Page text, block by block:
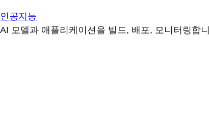
인공지능
AI 모델과 애플리케이션을 빌드, 배포, 모니터링합